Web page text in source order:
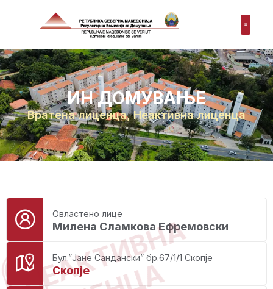
ИН ДОМУВАЊЕ
Вратена лиценца,Неактивна лиценца
Овластено лице
Милена Сламкова Ефремовски
Бул.”Јане Сандански” бр.67/1/1 Скопје
Скопје
НЕАКТИВНА